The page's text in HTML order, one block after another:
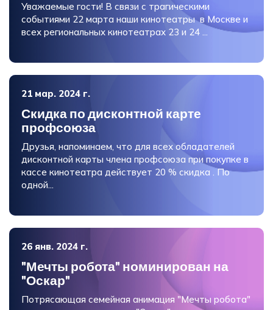
Уважаемые гости! В связи с трагическими
событиями 22 марта наши кинотеатры в Москве и
всех региональных кинотеатрах 23 и 24 ...
21 мар. 2024 г.
Скидка по дисконтной карте
профсоюза
Друзья, напоминаем, что для всех обладателей
дисконтной карты члена профсоюза при покупке в
кассе кинотеатра действует 20 % скидка . По
одной...
26 янв. 2024 г.
"Мечты робота" номинирован на
"Оскар"
Потрясающая семейная анимация "Мечты робота"